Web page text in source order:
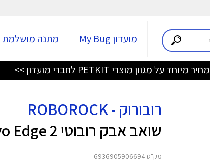
מועדון My Bug מתנה מושלמת
מחיר מיוחד על מגוון מוצרי PETKIT לחברי מועדון >>
רובורוק - ROBOROCK
שואב אבק רובוטי Qrevo Edge 2 - שחור
מק"ט 6936905906694